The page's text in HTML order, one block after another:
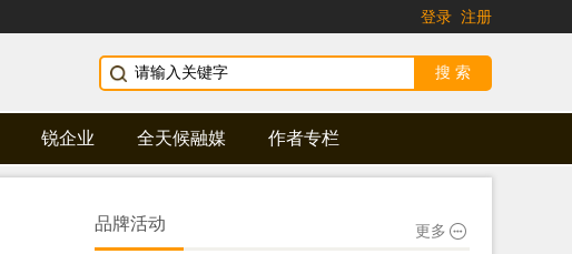
登录 注册
锐企业 全天候融媒 作者专栏
品牌活动 更多